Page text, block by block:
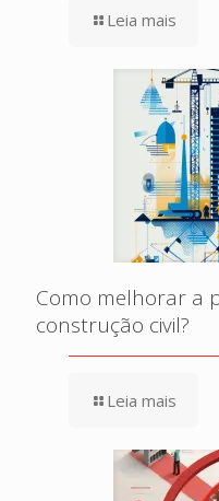
Leia mais
Como melhorar a
construção civil?
Leia mais